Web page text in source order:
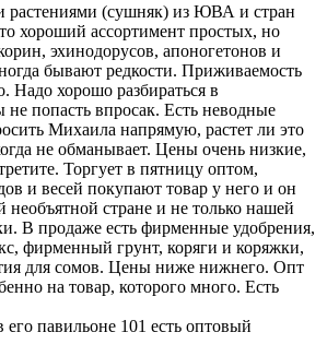
растениями (сушняк) из ЮВА и стран
хороший ассортимент простых, но
эхинодорусов, апоногетонов и
бывают редкости. Приживаемость
Надо хорошо разбираться в
не попасть впросак. Есть неводные
Михаила напрямую, растет ли это
не обманывает. Цены очень низкие,
Торгует в пятницу оптом,
и весей покупают товар у него и он
необъятной стране и не только нашей
В продаже есть фирменные удобрения,
фирменный грунт, коряги и коряжки,
для сомов. Цены ниже нижнего. Опт
на товар, которого много. Есть
павильоне 101 есть оптовый